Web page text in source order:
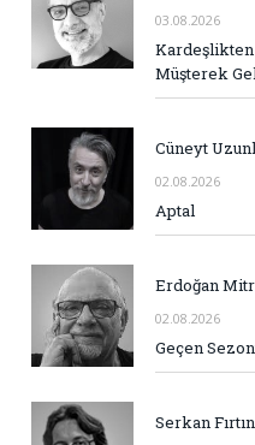
03.08.2026
Kardeşlikten
Müşterek
Cüneyt
02.08.2026
Aptal
Erdoğan
02.08.2026
Geçen
Serkan